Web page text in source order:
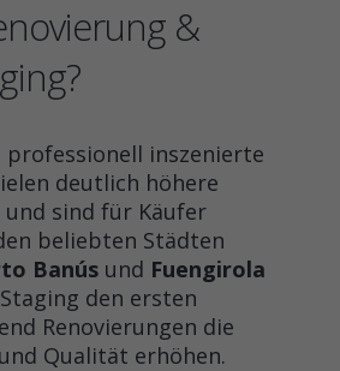
&
professionell inszenierte
deutlich höhere
sind für Käufer
beliebten Städten
Banús und Fuengirola
den ersten
Renovierungen die
Qualität erhöhen.